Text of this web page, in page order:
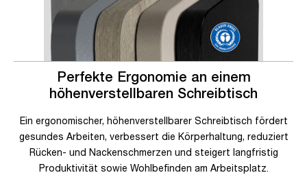
Perfekte Ergonomie an einem
höhenverstellbaren Schreibtisch
Ein ergonomischer, höhenverstellbarer Schreibtisch fördert
gesundes Arbeiten, verbessert die Körperhaltung, reduziert
Rücken- und Nackenschmerzen und steigert langfristig
Produktivität sowie Wohlbefinden am Arbeitsplatz.